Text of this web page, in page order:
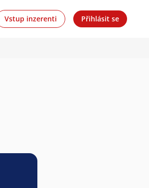
Vstup inzerenti Přihlásit se